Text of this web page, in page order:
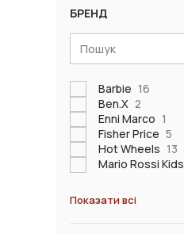
БРЕНД
Barbie 16
Ben.X 2
Enni Marco 1
Fisher Price 5
Hot Wheels 13
Mario Rossi Kids
Показати всі